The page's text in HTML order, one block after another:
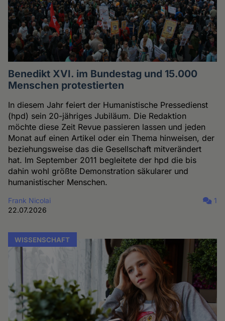
Benedikt XVI. im Bundestag und 15.000
Menschen protestierten
In diesem Jahr feiert der Humanistische Pressedienst
(hpd) sein 20-jähriges Jubiläum. Die Redaktion
möchte diese Zeit Revue passieren lassen und jeden
Monat auf einen Artikel oder ein Thema hinweisen, der
beziehungsweise das die Gesellschaft mitverändert
hat. Im September 2011 begleitete der hpd die bis
dahin wohl größte Demonstration säkularer und
humanistischer Menschen.
Frank Nicolai
22.07.2026
1
WISSENSCHAFT